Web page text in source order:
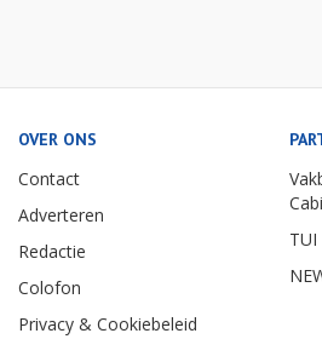
OVER ONS
Contact
Adverteren
Redactie
Colofon
Privacy & Cookiebeleid
TUI